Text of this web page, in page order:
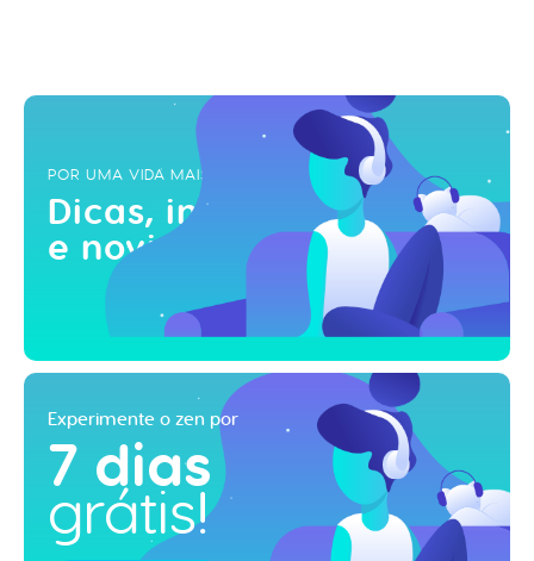
POR UMA VIDA MAIS ZEN
Dicas, inspirações
e novidades!
Experimente o zen por
7 dias
grátis!